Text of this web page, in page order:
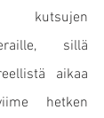
kutsujen
sillä
aikaa
hetken